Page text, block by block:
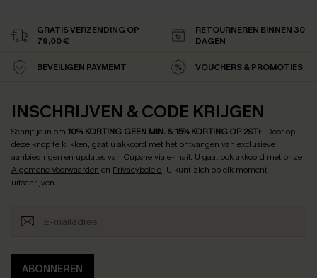
GRATIS VERZENDING OP
79,00 €
RETOURNEREN BINNEN 30
DAGEN
BEVEILIGEN PAYMEMT VOUCHERS & PROMOTIES
INSCHRIJVEN & CODE KRIJGEN
Schrijf je in om 10% KORTING GEEN MIN. & 15% KORTING OP 2ST+. Door op
deze knop te klikken, gaat u akkoord met het ontvangen van exclusieve
aanbiedingen en updates van Cupshe via e-mail. U gaat ook akkoord met onze
Algemene Voorwaarden en Privacybeleid. U kunt zich op elk moment
uitschrijven.
ABONNEREN